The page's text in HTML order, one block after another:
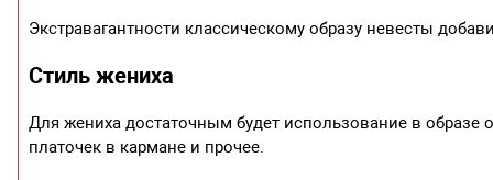
Экстравагантности классическому образу невесты
Стиль жениха
Для жениха достаточным будет использование в образе
платочек в кармане и прочее.